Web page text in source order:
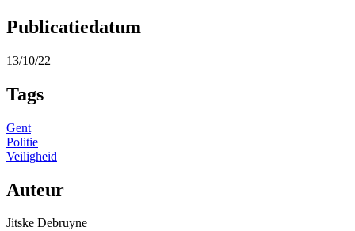
Publicatiedatum
13/10/22
Tags
Gent
Politie
Veiligheid
Auteur
Jitske Debruyne